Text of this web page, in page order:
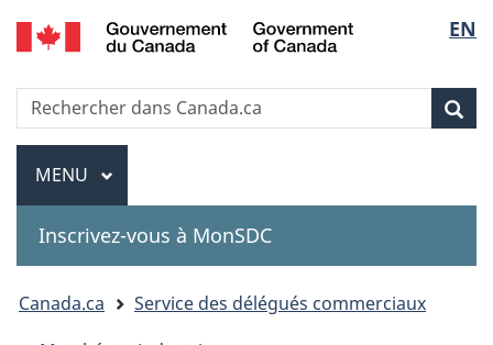
Passer
au
principal
Passer
à
Au
sujet
»
Passer
à
version
HTML
de
la
EN
Government
Recherche
Rechercher
dans
Canada.ca
Menu
MENU PRINCIPAL
Inscrivez-vous à MonSDC
You
Canada.ca
Service des délégués commerciaux